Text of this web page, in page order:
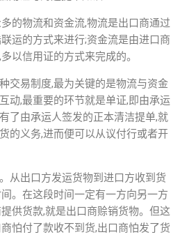
的物流和资金流,物流是出口商通过
运的方式来进行;资金流是由进口商
以信用证的方式来完成的。
交易制度,最为关键的是物流与资金
动,最重要的环节就是单证,即由承运
了由承运人签发的正本清洁提单,就
的义务,进而便可以从议付行或者开
从出口方发运货物到进口方收到货
。在这段时间一定有一方向另一方
供货款,就是出口商赊销货物。但这
怕付了款收不到货,出口商怕发了货